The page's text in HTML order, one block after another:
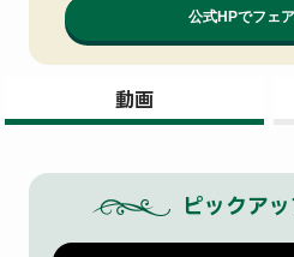
公式HPでフェ
動画
ピックア